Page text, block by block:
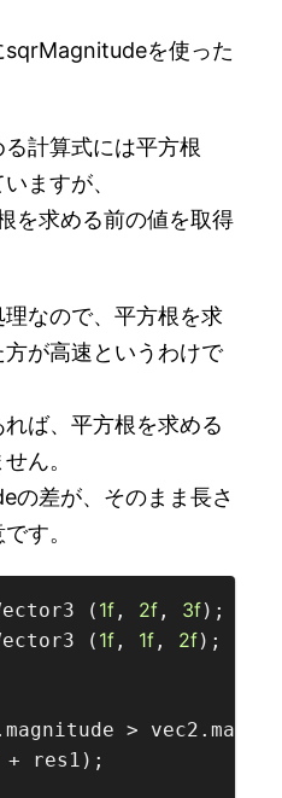
を使った
計算式には平方根
ますが、
を求める前の値を取得
なので、平方根を求
が高速というわけで
ば、平方根を求める
ん。
の差が、そのまま長さ
す。
( 1f , 2f , 3f);
( 1f , 1f , 2f);
>
+ res1);